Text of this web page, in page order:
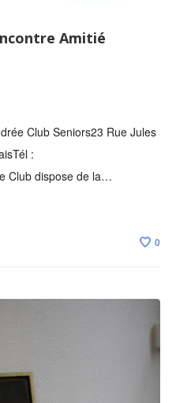
Amitié
Club Seniors23 Rue Jules
:
Club dispose de la…
0